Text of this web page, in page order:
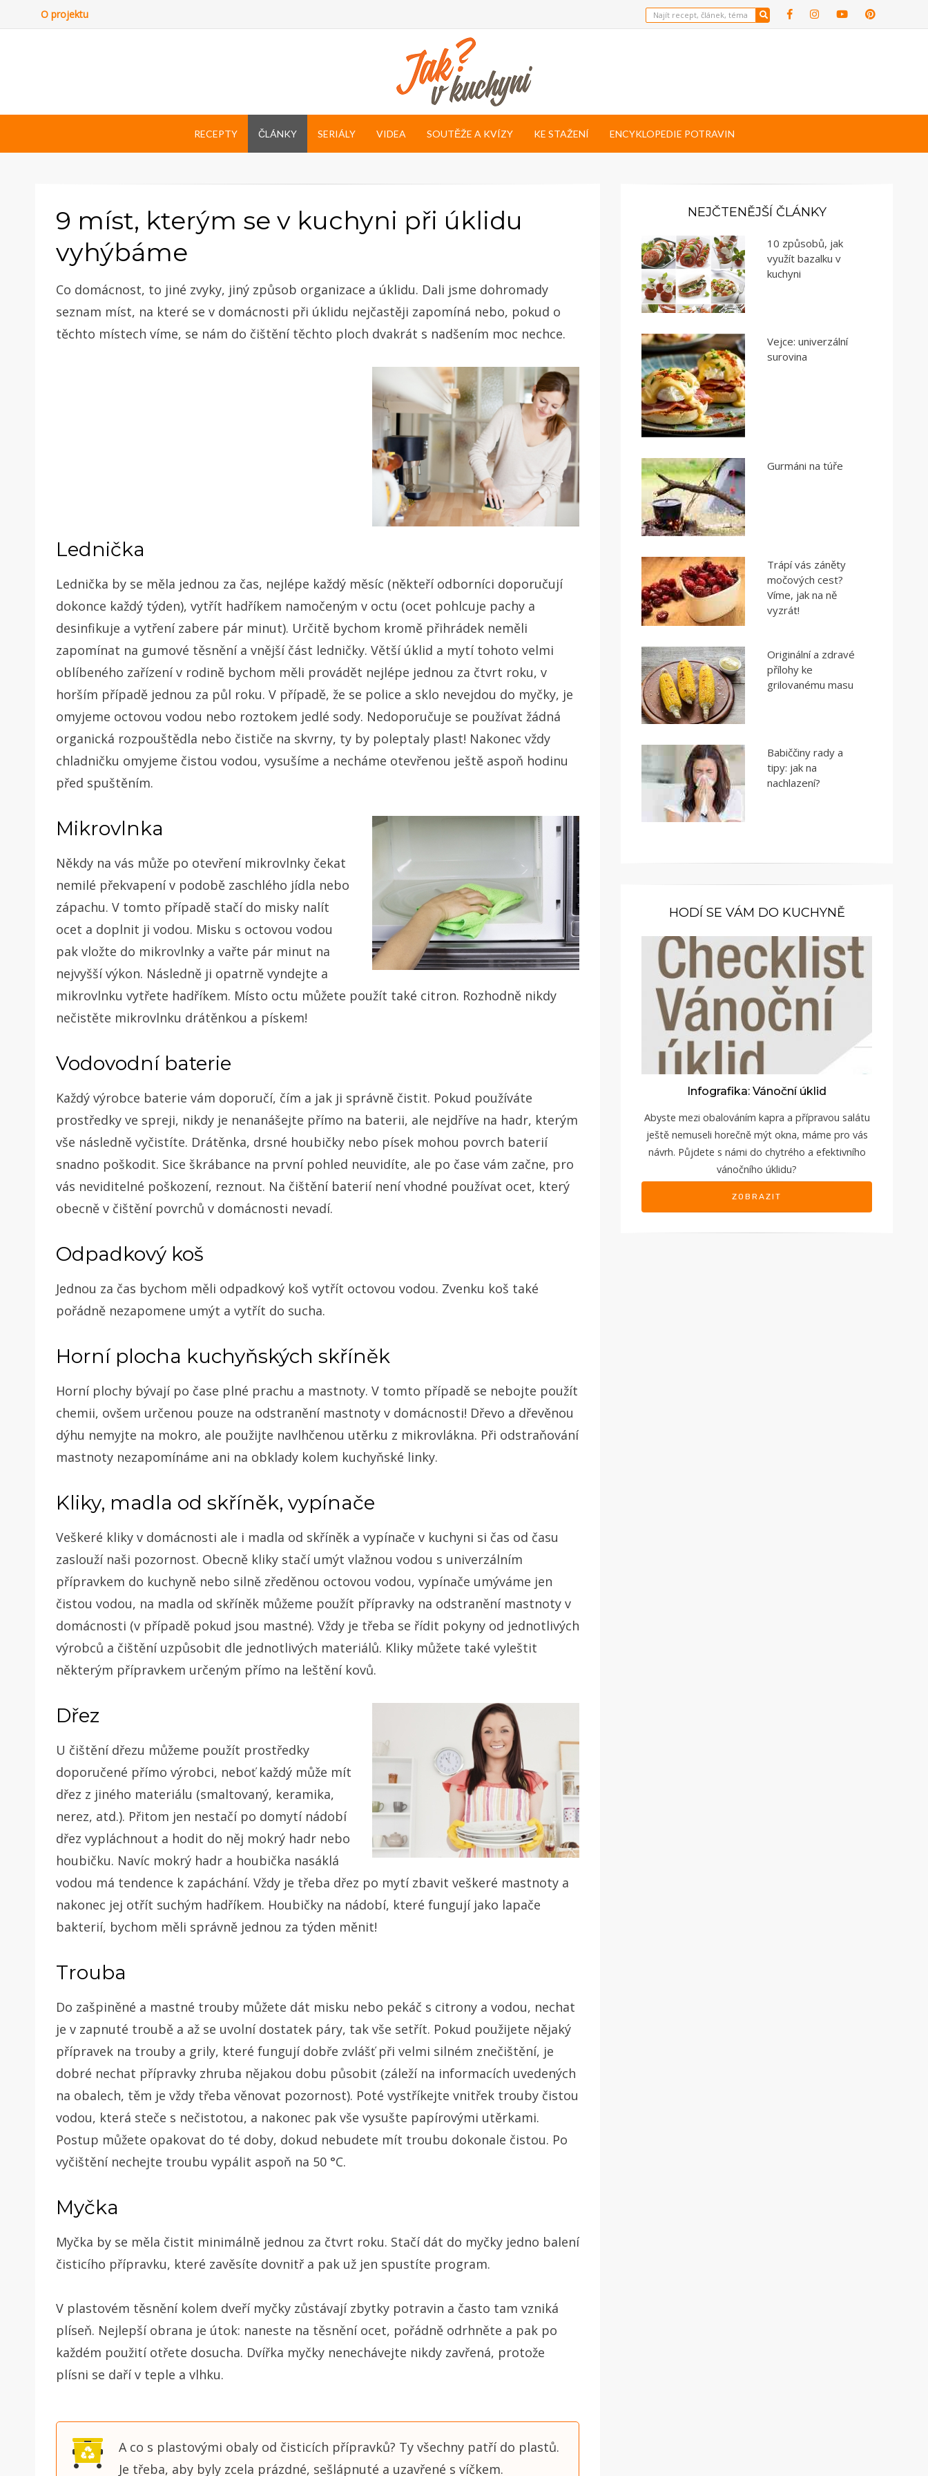
O projektu
RECEPTY ČLÁNKY SERIÁLY VIDEA SOUTĚŽE A KVÍZY KE STAŽENÍ ENCYKLOPEDIE POTRAVIN
9 míst, kterým se v kuchyni při úklidu
vyhýbáme
Co domácnost, to jiné zvyky, jiný způsob organizace a úklidu. Dali jsme dohromady
seznam míst, na které se v domácnosti při úklidu nejčastěji zapomíná nebo, pokud o
těchto místech víme, se nám do čištění těchto ploch dvakrát s nadšením moc nechce.
Lednička
Lednička by se měla jednou za čas, nejlépe každý měsíc (někteří odborníci doporučují
dokonce každý týden), vytřít hadříkem namočeným v octu (ocet pohlcuje pachy a
desinfikuje a vytření zabere pár minut). Určitě bychom kromě přihrádek neměli
zapomínat na gumové těsnění a vnější část ledničky. Větší úklid a mytí tohoto velmi
oblíbeného zařízení v rodině bychom měli provádět nejlépe jednou za čtvrt roku, v
horším případě jednou za půl roku. V případě, že se police a sklo nevejdou do myčky, je
omyjeme octovou vodou nebo roztokem jedlé sody. Nedoporučuje se používat žádná
organická rozpouštědla nebo čističe na skvrny, ty by poleptaly plast! Nakonec vždy
chladničku omyjeme čistou vodou, vysušíme a necháme otevřenou ještě aspoň hodinu
před spuštěním.
Mikrovlnka
Někdy na vás může po otevření mikrovlnky čekat
nemilé překvapení v podobě zaschlého jídla nebo
zápachu. V tomto případě stačí do misky nalít
ocet a doplnit ji vodou. Misku s octovou vodou
pak vložte do mikrovlnky a vařte pár minut na
nejvyšší výkon. Následně ji opatrně vyndejte a
mikrovlnku vytřete hadříkem. Místo octu můžete použít také citron. Rozhodně nikdy
nečistěte mikrovlnku drátěnkou a pískem!
Vodovodní baterie
Každý výrobce baterie vám doporučí, čím a jak ji správně čistit. Pokud používáte
prostředky ve spreji, nikdy je nenanášejte přímo na baterii, ale nejdříve na hadr, kterým
vše následně vyčistíte. Drátěnka, drsné houbičky nebo písek mohou povrch baterií
snadno poškodit. Sice škrábance na první pohled neuvidíte, ale po čase vám začne, pro
vás neviditelné poškození, reznout. Na čištění baterií není vhodné používat ocet, který
obecně v čištění povrchů v domácnosti nevadí.
Odpadkový koš
Jednou za čas bychom měli odpadkový koš vytřít octovou vodou. Zvenku koš také
pořádně nezapomene umýt a vytřít do sucha.
Horní plocha kuchyňských skříněk
Horní plochy bývají po čase plné prachu a mastnoty. V tomto případě se nebojte použít
chemii, ovšem určenou pouze na odstranění mastnoty v domácnosti! Dřevo a dřevěnou
dýhu nemyjte na mokro, ale použijte navlhčenou utěrku z mikrovlákna. Při odstraňování
mastnoty nezapomínáme ani na obklady kolem kuchyňské linky.
Kliky, madla od skříněk, vypínače
Veškeré kliky v domácnosti ale i madla od skříněk a vypínače v kuchyni si čas od času
zaslouží naši pozornost. Obecně kliky stačí umýt vlažnou vodou s univerzálním
přípravkem do kuchyně nebo silně zředěnou octovou vodou, vypínače umýváme jen
čistou vodou, na madla od skříněk můžeme použít přípravky na odstranění mastnoty v
domácnosti (v případě pokud jsou mastné). Vždy je třeba se řídit pokyny od jednotlivých
výrobců a čištění uzpůsobit dle jednotlivých materiálů. Kliky můžete také vyleštit
některým přípravkem určeným přímo na leštění kovů.
Dřez
U čištění dřezu můžeme použít prostředky
doporučené přímo výrobci, neboť každý může mít
dřez z jiného materiálu (smaltovaný, keramika,
nerez, atd.). Přitom jen nestačí po domytí nádobí
dřez vypláchnout a hodit do něj mokrý hadr nebo
houbičku. Navíc mokrý hadr a houbička nasáklá
vodou má tendence k zapáchání. Vždy je třeba dřez po mytí zbavit veškeré mastnoty a
nakonec jej otřít suchým hadříkem. Houbičky na nádobí, které fungují jako lapače
bakterií, bychom měli správně jednou za týden měnit!
Trouba
Do zašpiněné a mastné trouby můžete dát misku nebo pekáč s citrony a vodou, nechat
je v zapnuté troubě a až se uvolní dostatek páry, tak vše setřít. Pokud použijete nějaký
přípravek na trouby a grily, které fungují dobře zvlášť při velmi silném znečištění, je
dobré nechat přípravky zhruba nějakou dobu působit (záleží na informacích uvedených
na obalech, těm je vždy třeba věnovat pozornost). Poté vystříkejte vnitřek trouby čistou
vodou, která steče s nečistotou, a nakonec pak vše vysušte papírovými utěrkami.
Postup můžete opakovat do té doby, dokud nebudete mít troubu dokonale čistou. Po
vyčištění nechejte troubu vypálit aspoň na 50 °C.
Myčka
Myčka by se měla čistit minimálně jednou za čtvrt roku. Stačí dát do myčky jedno balení
čisticího přípravku, které zavěsíte dovnitř a pak už jen spustíte program.
V plastovém těsnění kolem dveří myčky zůstávají zbytky potravin a často tam vzniká
plíseň. Nejlepší obrana je útok: naneste na těsnění ocet, pořádně odrhněte a pak po
každém použití otřete dosucha. Dvířka myčky nenechávejte nikdy zavřená, protože
plísni se daří v teple a vlhku.
A co s plastovými obaly od čisticích přípravků? Ty všechny patří do plastů.
Je třeba, aby byly zcela prázdné, sešlápnuté a uzavřené s víčkem.
NEJČTENĚJŠÍ ČLÁNKY
10 způsobů, jak
využít bazalku v
kuchyni
Vejce: univerzální
surovina
Gurmáni na túře
Trápí vás záněty
močových cest?
Víme, jak na ně
vyzrát!
Originální a zdravé
přílohy ke
grilovanému masu
Babiččiny rady a
tipy: jak na
nachlazení?
HODÍ SE VÁM DO KUCHYNĚ
Infografika: Vánoční úklid
Abyste mezi obalováním kapra a přípravou salátu
ještě nemuseli horečně mýt okna, máme pro vás
návrh. Půjdete s námi do chytrého a efektivního
vánočního úklidu?
ZOBRAZIT